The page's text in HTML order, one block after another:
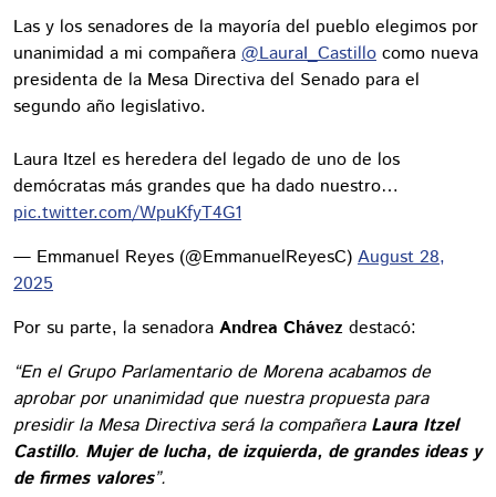
Las y los senadores de la mayoría del pueblo elegimos por
unanimidad a mi compañera @LauraI_Castillo como nueva
presidenta de la Mesa Directiva del Senado para el
segundo año legislativo.
Laura Itzel es heredera del legado de uno de los
demócratas más grandes que ha dado nuestro…
pic.twitter.com/WpuKfyT4G1
— Emmanuel Reyes (@EmmanuelReyesC) August 28,
2025
Por su parte, la senadora Andrea Chávez destacó:
“En el Grupo Parlamentario de Morena acabamos de
aprobar por unanimidad que nuestra propuesta para
presidir la Mesa Directiva será la compañera Laura Itzel
Castillo. Mujer de lucha, de izquierda, de grandes ideas y
de firmes valores”.